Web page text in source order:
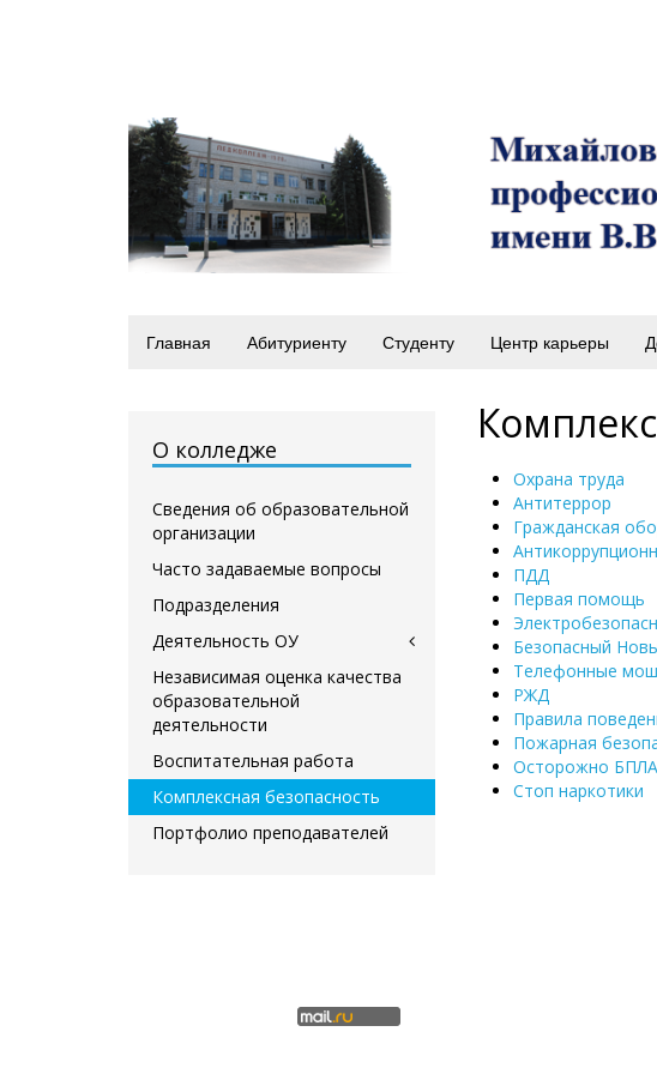
Главная Абитуриенту Студенту Центр карьеры
Охрана труда
Антитеррор
Гражданская
ПДД
Первая помощь
Безопасный
Телефонные
РЖД
Правила
Пожарная
Осторожно БПЛА
Стоп наркотики
О колледже
Сведения об образовательной
организации
Часто задаваемые вопросы
Подразделения
Деятельность ОУ
Независимая оценка качества
образовательной
деятельности
Воспитательная работа
Комплексная безопасность
Портфолио преподавателей